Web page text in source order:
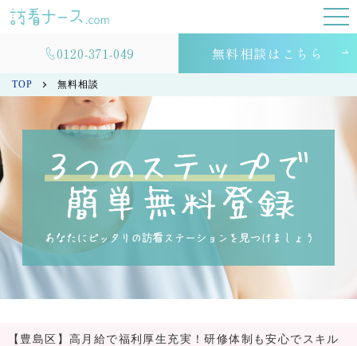
0120-371-049 無料相談はこちら
TOP 無料相談
【豊島区】高月給で福利厚生充実！研修体制も安心でスキル